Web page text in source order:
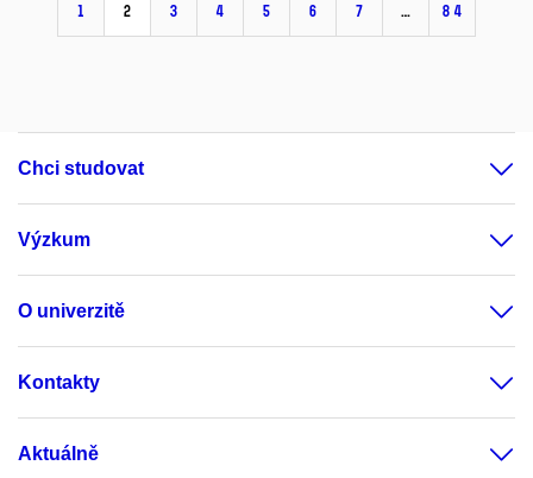
1 2 3 4 5 6 7 … 84
Chci studovat
Výzkum
O univerzitě
Kontakty
Aktuálně